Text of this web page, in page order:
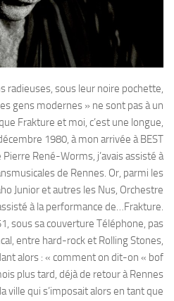
radieuses, sous leur noire pochette,
gens modernes » ne sont pas à un
Frakture et moi, c’est une longue,
1980, à mon arrivée à BEST
René-Worms, j’avais assisté à
de Rennes. Or, parmi les
Junior et autres les Nus, Orchestre
à la performance de…Frakture.
sous sa couverture Téléphone, pas
entre hard-rock et Rolling Stones,
alors : « comment on dit-on « bof
plus tard, déjà de retour à Rennes
ville qui s’imposait alors en tant que